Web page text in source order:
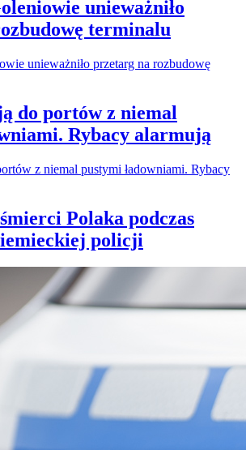
unieważniło
terminalu
do portów z niemal
Rybacy alarmują
Polaka podczas
policji